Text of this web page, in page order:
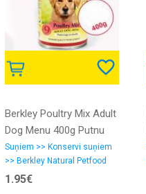
Berkley Poultry Mix Adult
Dog Menu 400g Putnu
ragu ar olīvelļu
Suņiem >> Konservi suņiem
>> Berkley Natural Petfood
1.95€